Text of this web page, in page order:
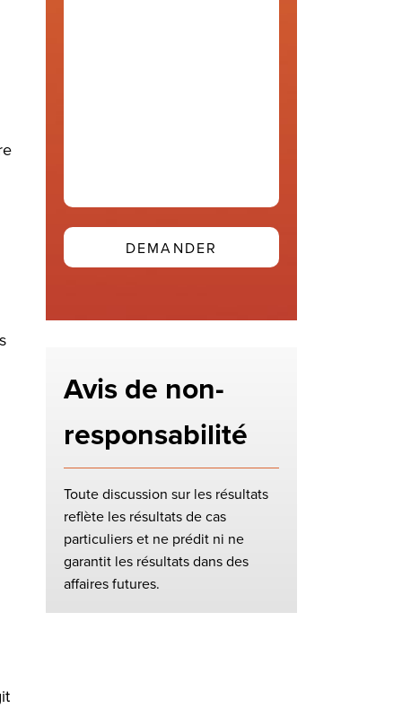
Avis de non-
responsabilité
Toute discussion sur les résultats
reflète les résultats de cas
particuliers et ne prédit ni ne
garantit les résultats dans des
affaires futures.